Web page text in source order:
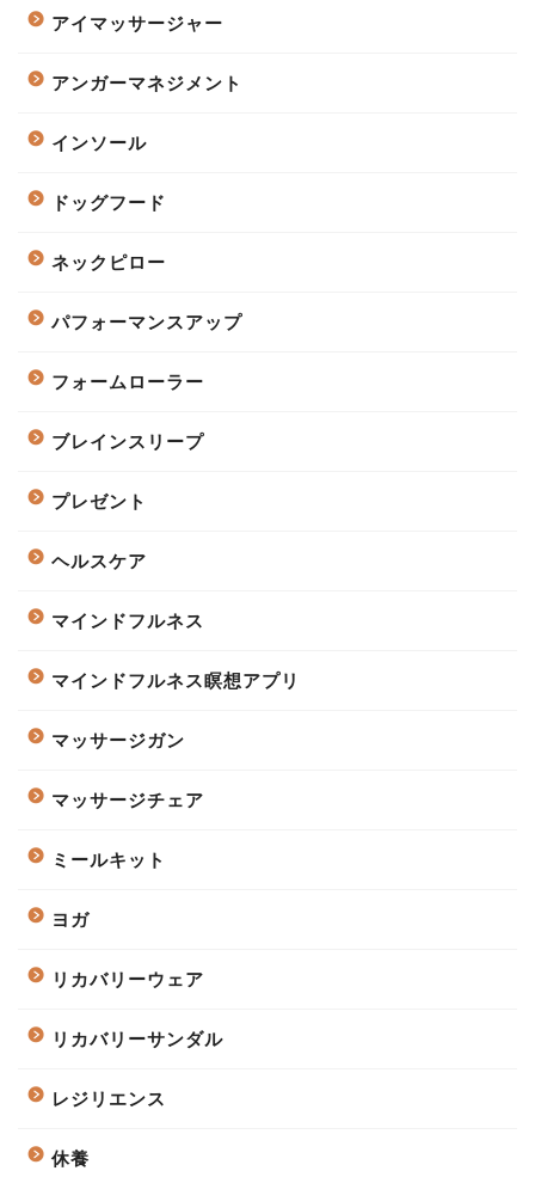
アイマッサージャー
アンガーマネジメント
インソール
ドッグフード
ネックピロー
パフォーマンスアップ
フォームローラー
ブレインスリープ
プレゼント
ヘルスケア
マインドフルネス
マインドフルネス瞑想アプリ
マッサージガン
マッサージチェア
ミールキット
ヨガ
リカバリーウェア
リカバリーサンダル
レジリエンス
休養